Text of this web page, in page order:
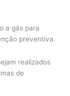
a gás para
preventiva.
realizados
de